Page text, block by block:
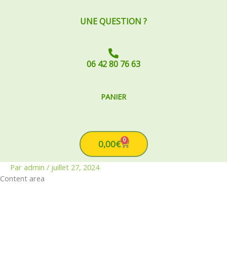
UNE QUESTION ?
06 42 80 76 63
PANIER
0,00€ 0
Cart
Par admin / juillet 27, 2024
Content area